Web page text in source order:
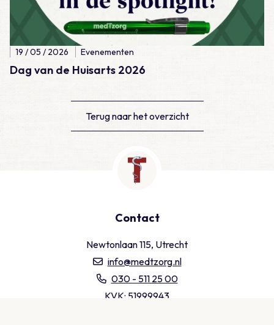
Dag van de Huisarts 2026
19 / 05 / 2026 Evenementen
Terug naar het overzicht
Contact
Newtonlaan 115, Utrecht
info@medtzorg.nl
030 - 511 25 00
KVK: 51999943